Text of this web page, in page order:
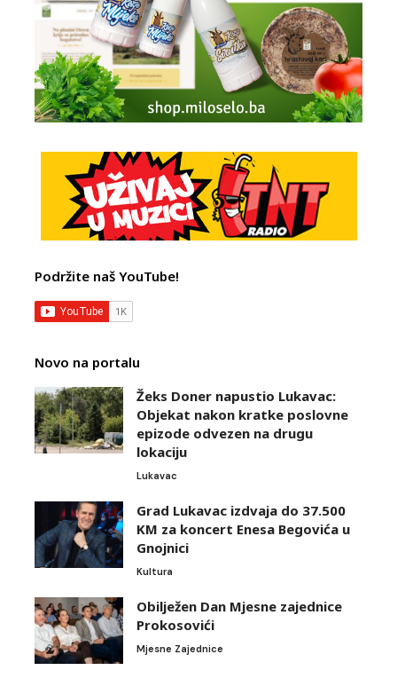
Podržite naš YouTube!
Novo na portalu
Žeks Doner napustio Lukavac:
Objekat nakon kratke poslovne
epizode odvezen na drugu
lokaciju
Lukavac
Grad Lukavac izdvaja do 37.500
KM za koncert Enesa Begovića u
Gnojnici
Kultura
Obilježen Dan Mjesne zajednice
Prokosovići
Mjesne Zajednice